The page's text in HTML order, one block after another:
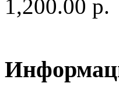
1,200.00 р.